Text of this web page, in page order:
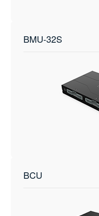
BMU-32S
BCU